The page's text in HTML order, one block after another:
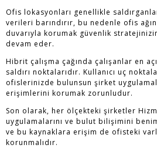
Ofis lokasyonları genellikle
verileri barındırır, bu nedenle ofis
duvarıyla korumak güvenlik
devam eder.
Hibrit çalışma çağında çalışanlar en
saldırı noktalarıdır. Kullanıcı uç
ofislerinizde bulunsun şirket
erişimlerini korumak zorunludur.
Son olarak, her ölçekteki şirketler
uygulamalarını ve bulut bilişimini
ve bu kaynaklara erişim de ofisteki
korunmalıdır.